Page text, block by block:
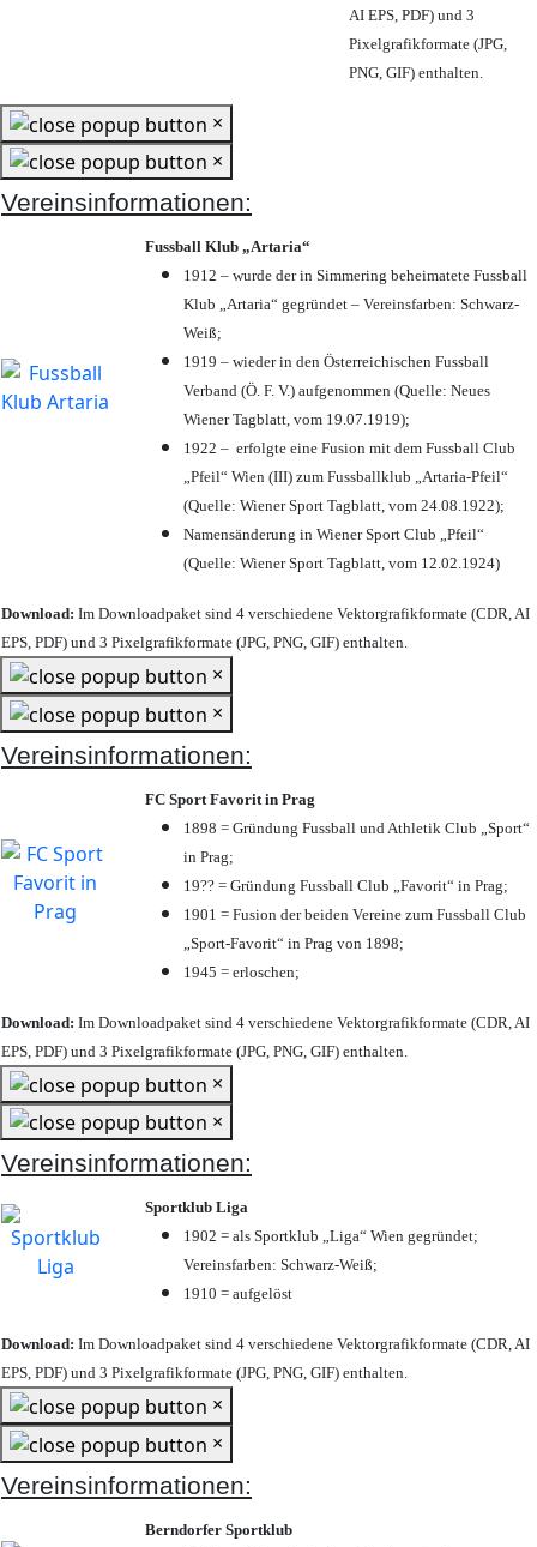
AI EPS, PDF) und 3
Pixelgrafikformate (JPG,
PNG, GIF) enthalten.
×
×
Vereinsinformationen:
Fussball Klub „Artaria“
1912 – wurde der in Simmering beheimatete Fussball
Klub „Artaria“ gegründet – Vereinsfarben: Schwarz-
Weiß;
1919 – wieder in den Österreichischen Fussball
Verband (Ö. F. V.) aufgenommen (Quelle: Neues
Wiener Tagblatt, vom 19.07.1919);
1922 – erfolgte eine Fusion mit dem Fussball Club
„Pfeil“ Wien (III) zum Fussballklub „Artaria-Pfeil“
(Quelle: Wiener Sport Tagblatt, vom 24.08.1922);
Namensänderung in Wiener Sport Club „Pfeil“
(Quelle: Wiener Sport Tagblatt, vom 12.02.1924)
Download: Im Downloadpaket sind 4 verschiedene Vektorgrafikformate (CDR, AI
EPS, PDF) und 3 Pixelgrafikformate (JPG, PNG, GIF) enthalten.
×
×
Vereinsinformationen:
FC Sport Favorit in Prag
1898 = Gründung Fussball und Athletik Club „Sport“
in Prag;
19?? = Gründung Fussball Club „Favorit“ in Prag;
1901 = Fusion der beiden Vereine zum Fussball Club
„Sport-Favorit“ in Prag von 1898;
1945 = erloschen;
Download: Im Downloadpaket sind 4 verschiedene Vektorgrafikformate (CDR, AI
EPS, PDF) und 3 Pixelgrafikformate (JPG, PNG, GIF) enthalten.
×
×
Vereinsinformationen:
Sportklub Liga
1902 = als Sportklub „Liga“ Wien gegründet;
Vereinsfarben: Schwarz-Weiß;
1910 = aufgelöst
Download: Im Downloadpaket sind 4 verschiedene Vektorgrafikformate (CDR, AI
EPS, PDF) und 3 Pixelgrafikformate (JPG, PNG, GIF) enthalten.
×
×
Vereinsinformationen:
Berndorfer Sportklub